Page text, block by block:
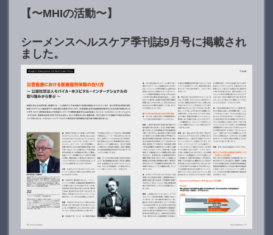
【〜MHIの活動〜】
シーメンスヘルスケア季刊誌9月号に掲載され
ました。